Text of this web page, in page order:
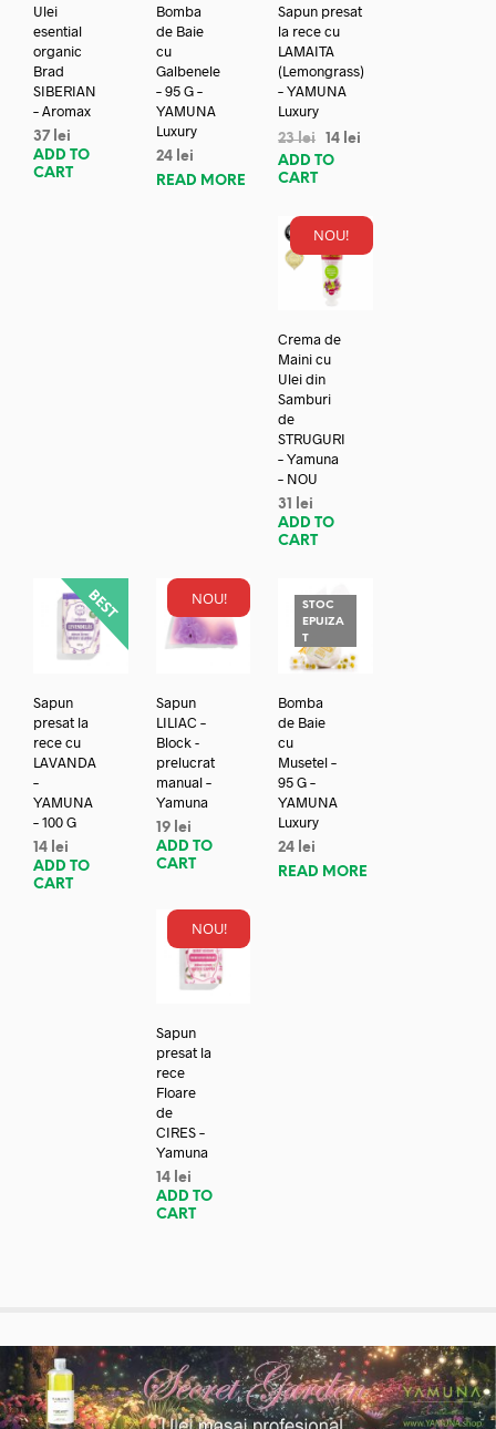
Ulei
esential
organic
Brad
SIBERIAN
– Aromax
37 lei
ADD TO
CART
Bomba
de Baie
cu
Galbenele
– 95 G –
YAMUNA
Luxury
24 lei
READ MORE
Sapun presat
la rece cu
LAMAITA
(Lemongrass)
– YAMUNA
Luxury
23lei 14 lei
ADD TO
CART
NOU!
Crema de
Maini cu
Ulei din
Samburi
de
STRUGURI
– Yamuna
– NOU
31
lei
ADD TO
CART
Sapun
presat la
rece cu
LAVANDA
–
YAMUNA
– 100 G
14 lei
ADD TO
CART
NOU!
Sapun
LILIAC –
Block -
prelucrat
manual –
Yamuna
19 lei
ADD TO
CART
STOC
EPUIZA
T
Bomba
de Baie
cu
Musetel –
95 G –
YAMUNA
Luxury
24 lei
READ MORE
NOU!
Sapun
presat la
rece
Floare
de
CIRES –
Yamuna
14 lei
ADD TO
CART